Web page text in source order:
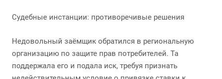
Судебные инстанции: противоречивые решения
Недовольный заёмщик обратился в региональную
организацию по защите прав потребителей. Та
поддержала его и подала иск, требуя признать